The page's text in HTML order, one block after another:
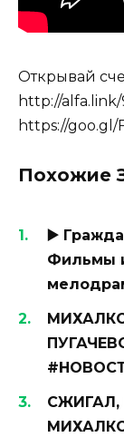
Открывай
http://
https://goo.gl/
Похожие
▶️
Фильмы